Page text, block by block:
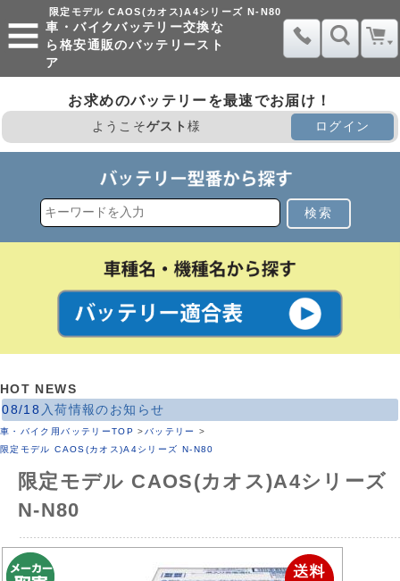
限定モデル CAOS(カオス)A4シリーズ N-N80
車・バイクバッテリー交換な
ら格安通販のバッテリースト
ア
お求めのバッテリーを最速でお届け！
ようこそゲスト様 ログイン
検索
HOT NEWS
08/18 入荷情報のお知らせ
車・バイク用バッテリーTOP >バッテリー
>
限定モデル CAOS(カオス)A4シリーズ N-N80
限定モデル CAOS(カオス)A4シリーズ
N-N80